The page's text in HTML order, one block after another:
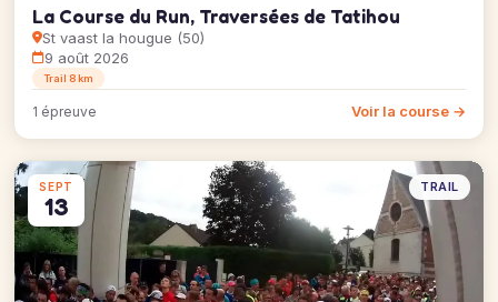
La Course du Run, Traversées de Tatihou
St vaast la hougue (50)
9 août 2026
Trail 8 km
1 épreuve Voir la course →
SEPT
13
TRAIL